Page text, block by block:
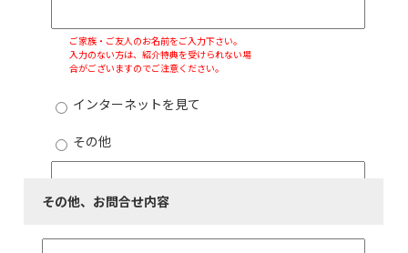
インターネットを見て
その他
ご家族・ご友人のお名前をご入力下さい。
入力のない方は、紹介特典を受けられない場
合がございますのでご注意ください。
その他、お問合せ内容